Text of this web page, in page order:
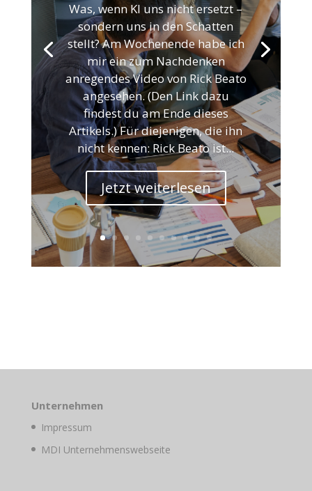
Was, wenn KI uns nicht ersetzt –
sondern uns in den Schatten
stellt? Am Wochenende habe ich
mir ein zum Nachdenken
anregendes Video von Rick Beato
angesehen. (Den Link dazu
findest du am Ende dieses
Artikels.) Für diejenigen, die ihn
nicht kennen: Rick Beato ist...
Jetzt weiterlesen
Unternehmen
Impressum
MDI Unternehmenswebseite